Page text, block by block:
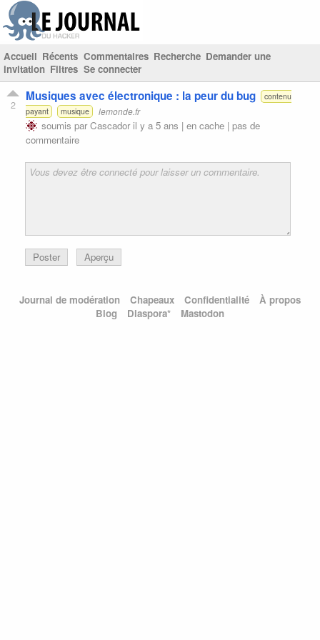
Accueil Récents Commentaires Recherche Demander une
invitation Filtres Se connecter
2
Musiques avec électronique : la peur du bug
contenu
payant
musique lemonde.fr
soumis parCascadoril y a 5 ans | en cache | pas de
commentaire
Poster Aperçu
Journal de modération Chapeaux Confidentialité
À propos
Blog
Diaspora* Mastodon